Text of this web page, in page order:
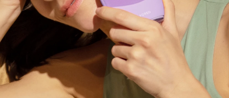
Мои приборы
Мои заказы
Мои адреса
Мои подписки
FAQ™ Pure Beauty-Tech Elixir
issa™ Teeth Whitening Set
English Deutsch
Español
Français
Italiano
Português
Svenska
Русский
Türkçe
简体中文 繁體中文